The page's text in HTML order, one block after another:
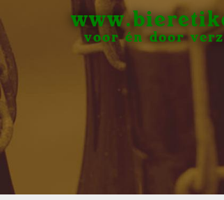
voor én door